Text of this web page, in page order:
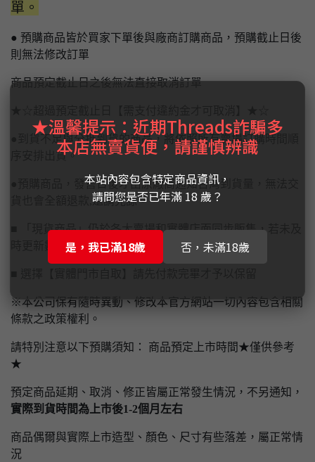
單。
● 預購商品皆於買家下單後與廠商訂購商品，預購截止日後
則無法修改訂單
商品預定截止日之後無法直接取消訂單
●到貨不足與分批到貨的商品，將依照所有賣場訂購時間順
序安排出貨。
●預購商品，發售日後才由原廠商通知台灣到貨量，無法交
貨也會全額退款,還請見諒。
■ 「現貨商品」仍於各大賣場和實體店面同步販售，若未及
時更新數量商品售完將通知取消訂單
※本公司保有隨時異動、修改本官方網站一切內容包含相關
條款之政策權利。
請特別注意以下預購須知： 商品預定上市時間★僅供參考
★
預定商品延期、取消、修正皆屬正常發生情況，不另通知，
實際到貨時間為上市後1-2個月左右
商品偶爾與實際上市造型、顏色、尺寸有些落差，屬正常情
況
★溫馨提示：近期Threads詐騙多
本店無賣貨便，請謹慎辨識
本站內容包含特定商品資訊，
請問您是否已年滿 18 歲？
是，我已滿18歲 否，未滿18歲